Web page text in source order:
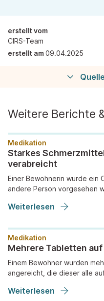
erstellt vom
CIRS-Team
erstellt am09.04.2025
Weitere Berichte
Medikation
Starkes
verabreicht
Einer Bewohnerin wurde ein
andere Person vorgesehen
Weiterlesen
Medikation
Mehrere Tabletten
Einem Bewohner wurden
angereicht, die dieser alle
Weiterlesen